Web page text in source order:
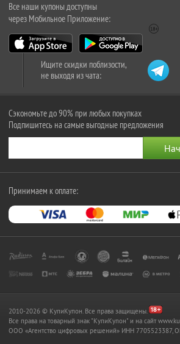
Все наши купоны доступны
через Мобильное Приложение:
Ищите скидки поблизости,
не выходя из чата:
Сэкономьте до 90% при любых покупках
Подпишитесь на самые выгодные предложения
Принимаем к оплате:
2010-2026 © КупиКупон. Все права защищены.
Все права на товарный знак "КупиКупон" и на сайт
OOO «Агентство цифровых решений» ИНН 7705523387,